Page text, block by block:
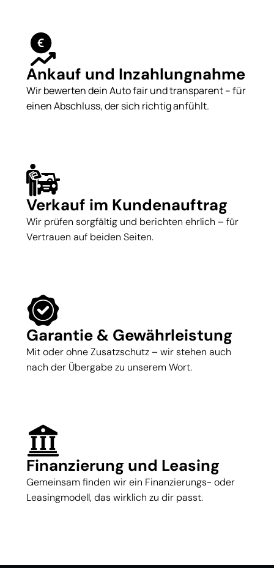
Ankauf und Inzahlungnahme
Wir bewerten dein Auto fair und transparent – für
einen Abschluss, der sich richtig anfühlt.
Verkauf im Kundenauftrag
Wir prüfen sorgfältig und berichten ehrlich – für
Vertrauen auf beiden Seiten.
Garantie & Gewährleistung
Mit oder ohne Zusatzschutz – wir stehen auch
nach der Übergabe zu unserem Wort.
Finanzierung und Leasing
Gemeinsam finden wir ein Finanzierungs- oder
Leasingmodell, das wirklich zu dir passt.